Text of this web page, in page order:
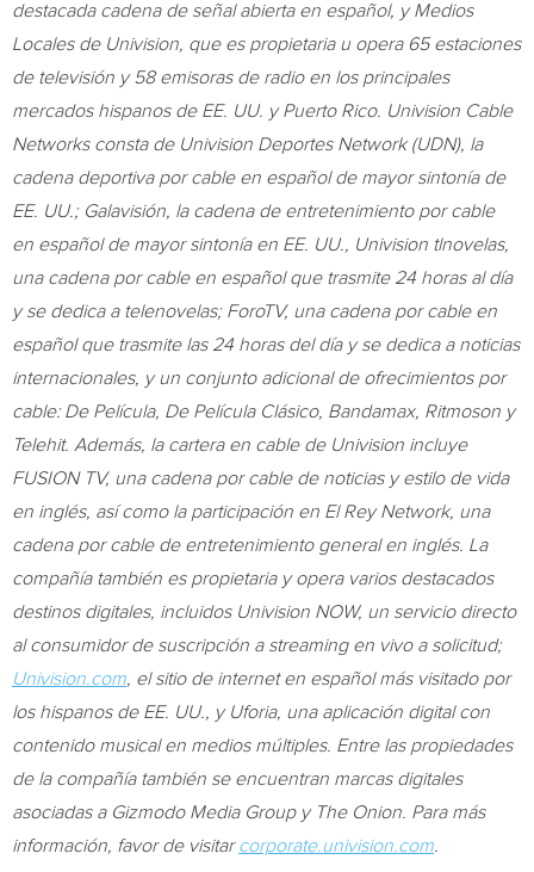
destacada cadena de señal abierta en español, y Medios
Locales de Univision, que es propietaria u opera 65 estaciones
de televisión y 58 emisoras de radio en los principales
mercados hispanos de EE. UU. yPuerto Rico. Univision Cable
Networks consta de Univision Deportes Network (UDN), la
cadena deportiva por cable en español de mayor sintonía de
EE. UU.; Galavisión, la cadena de entretenimiento por cable
en español de mayor sintonía en EE. UU., Univision tlnovelas,
una cadena por cable en español que trasmite 24 horas al día
y se dedica a telenovelas; ForoTV, una cadena por cable en
español que trasmite las 24 horas del día y se dedica a noticias
internacionales, y un conjunto adicional de ofrecimientos por
cable: De Película, De Película Clásico, Bandamax, Ritmoson y
Telehit. Además, la cartera en cable de Univision incluye
FUSION TV, una cadena por cable de noticias y estilo de vida
en inglés, así como la participación en El Rey Network, una
cadena por cable de entretenimiento general en inglés. La
compañía también es propietaria y opera varios destacados
destinos digitales, incluidos Univision NOW, un servicio directo
al consumidor de suscripción a streaming en vivo a solicitud;
Univision.com , el sitio de internet en español más visitado por
los hispanos de EE. UU., y Uforia, una aplicación digital con
contenido musical en medios múltiples. Entre las propiedades
de la compañía también se encuentran marcas digitales
asociadas a Gizmodo Media Group y The Onion. Para más
información, favor de visitarcorporate.univision.com